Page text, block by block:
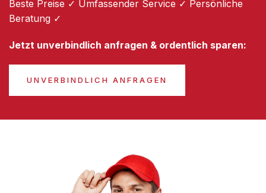
Beste Preise ✓ Umfassender Service ✓ Persönliche
Beratung ✓
Jetzt unverbindlich anfragen & ordentlich sparen:
UNVERBINDLICH ANFRAGEN